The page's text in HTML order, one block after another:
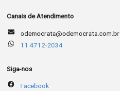
Canais de Atendimento
odemocrata@odemocrata.com.br
11 4712-2034
Siga-nos
Facebook